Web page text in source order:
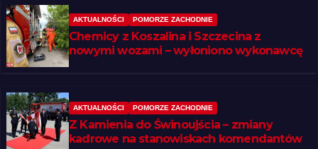
AKTUALNOŚCI POMORZE ZACHODNIE
Chemicy z Koszalina i Szczecina z
nowymi wozami – wyłoniono wykonawcę
AKTUALNOŚCI POMORZE ZACHODNIE
Z Kamienia do Świnoujścia – zmiany
kadrowe na stanowiskach komendantów